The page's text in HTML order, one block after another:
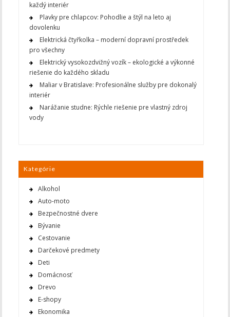
každý interiér
Plavky pre chlapcov: Pohodlie a štýl na leto aj
dovolenku
Elektrická čtyřkolka – moderní dopravní prostředek
pro všechny
Elektrický vysokozdvižný vozík – ekologické a výkonné
riešenie do každého skladu
Maliar v Bratislave: Profesionálne služby pre dokonalý
interiér
Narážanie studne: Rýchle riešenie pre vlastný zdroj
vody
Kategórie
Alkohol
Auto-moto
Bezpečnostné dvere
Bývanie
Cestovanie
Darčekové predmety
Deti
Domácnosť
Drevo
E-shopy
Ekonomika